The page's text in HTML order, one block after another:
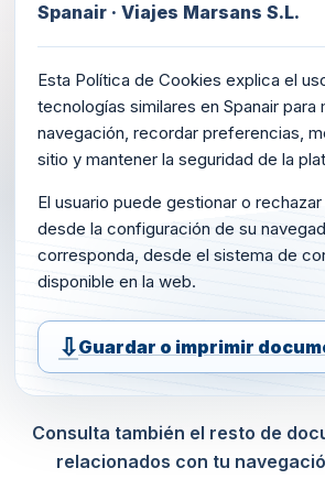
Spanair · Viajes Marsans S.L.
Esta Política de Cookies explica el
tecnologías similares en Spanair para
navegación, recordar preferencias,
sitio y mantener la seguridad de la
El usuario puede gestionar o
desde la configuración de su
corresponda, desde el sistema de
disponible en la web.
Guardar o imprimir
Consulta también el resto de
relacionados con tu